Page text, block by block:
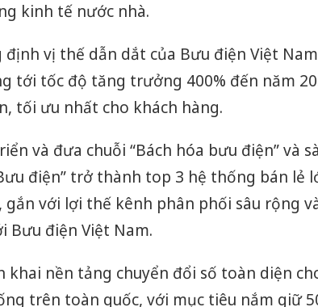
kinh tế nước nhà.
định vị thế dẫn dắt của Bưu điện Việt
tới tốc độ tăng trưởng 400% đến năm
tối ưu nhất cho khách hàng.
và đưa chuỗi “Bách hóa bưu điện” và
điện” trở thành top 3 hệ thống bán lẻ
gắn với lợi thế kênh phân phối sâu rộng
Bưu điện Việt Nam.
khai nền tảng chuyển đổi số toàn diện
trên toàn quốc, với mục tiêu nắm giữ